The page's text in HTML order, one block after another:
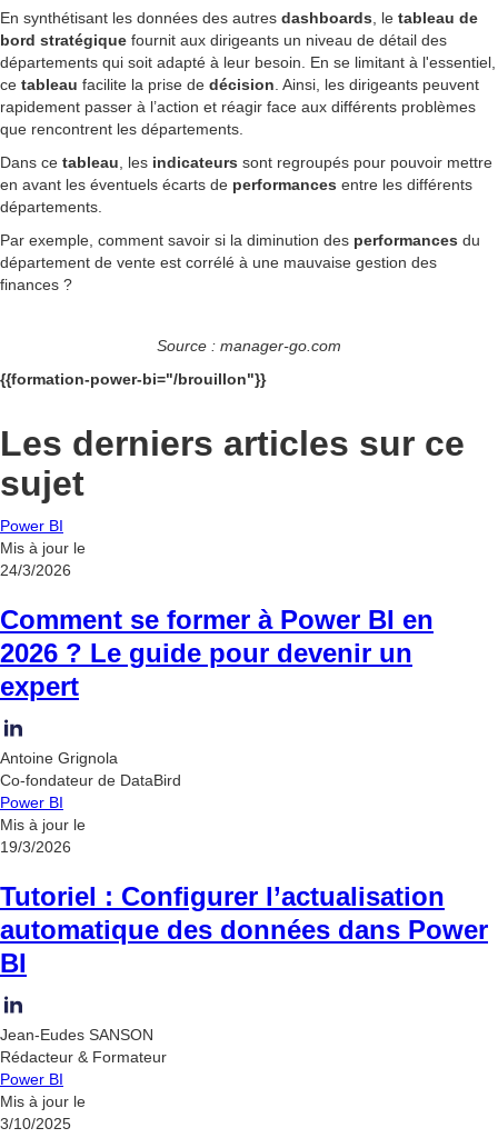
En synthétisant les données des autres dashboards , le tableau de
bord stratégique fournit aux dirigeants un niveau de détail des
départements qui soit adapté à leur besoin. En se limitant à l'essentiel,
ce tableau facilite la prise de décision . Ainsi, les dirigeants peuvent
rapidement passer à l’action et réagir face aux différents problèmes
que rencontrent les départements.
Dans ce tableau , les indicateurs sont regroupés pour pouvoir mettre
en avant les éventuels écarts de performances entre les différents
départements.
Par exemple, comment savoir si la diminution des performances du
département de vente est corrélé à une mauvaise gestion des
finances ?
Source : manager-go.com
{{formation-power-bi="/brouillon"}}
Les derniers articles sur ce
sujet
Power BI
Mis à jour le
24/3/2026
Comment se former à Power BI en
2026 ? Le guide pour devenir un
expert
Antoine Grignola
Co-fondateur de DataBird
Power BI
Mis à jour le
19/3/2026
Tutoriel : Configurer l’actualisation
automatique des données dans Power
BI
Jean-Eudes SANSON
Rédacteur & Formateur
Power BI
Mis à jour le
3/10/2025